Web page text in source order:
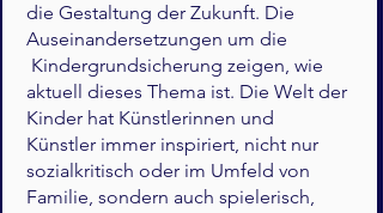
die Gestaltung der Zukunft. Die
Auseinandersetzungen um die
Kindergrundsicherung zeigen, wie
aktuell dieses Thema ist. Die Welt der
Kinder hat Künstlerinnen und
Künstler immer inspiriert, nicht nur
sozialkritisch oder im Umfeld von
Familie, sondern auch spielerisch,